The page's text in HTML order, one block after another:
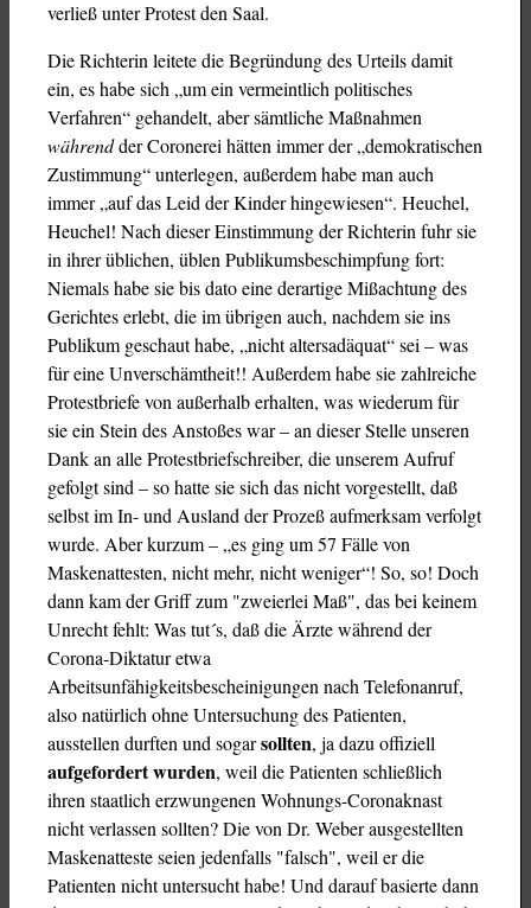
verließ unter Protest den Saal.
Die Richterin leitete die Begründung des Urteils damit
ein, es habe sich „um ein vermeintlich politisches
Verfahren“ gehandelt, aber sämtliche Maßnahmen
währendder Coronerei hätten immer der „demokratischen
Zustimmung“ unterlegen, außerdem habe man auch
immer „auf das Leid der Kinder hingewiesen“. Heuchel,
Heuchel! Nach dieser Einstimmung der Richterin fuhr sie
in ihrer üblichen, üblen Publikumsbeschimpfung fort:
Niemals habe sie bis dato eine derartige Mißachtung des
Gerichtes erlebt, die im übrigen auch, nachdem sie ins
Publikum geschaut habe, „nicht altersadäquat“ sei – was
für eine Unverschämtheit!! Außerdem habe sie zahlreiche
Protestbriefe von außerhalb erhalten, was wiederum für
sie ein Stein des Anstoßes war – an dieser Stelle unseren
Dank an alle Protestbriefschreiber, die unserem Aufruf
gefolgt sind – so hatte sie sich das nicht vorgestellt, daß
selbst im In- und Ausland der Prozeß aufmerksam verfolgt
wurde. Aber kurzum – „es ging um 57 Fälle von
Maskenattesten, nicht mehr, nicht weniger“! So, so! Doch
dann kam der Griff zum "zweierlei Maß", das bei keinem
Unrecht fehlt: Was tut´s, daß die Ärzte während der
Corona-Diktatur etwa
Arbeitsunfähigkeitsbescheinigungen nach Telefonanruf,
also natürlich ohne Untersuchung des Patienten,
ausstellen durften und sogarsollten, ja dazu offiziell
aufgefordert wurden, weil die Patienten schließlich
ihren staatlich erzwungenen Wohnungs-Coronaknast
nicht verlassen sollten? Die von Dr. Weber ausgestellten
Maskenatteste seien jedenfalls "falsch", weil er die
Patienten nicht untersucht habe! Und darauf basierte dann